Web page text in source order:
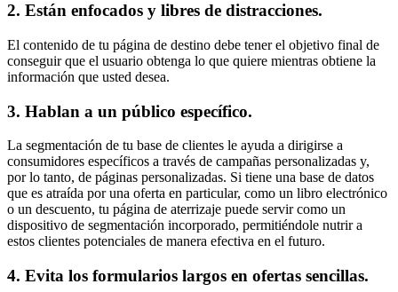
2. Están enfocados y libres de distracciones.
El contenido de tu página de destino debe tener el objetivo final de
conseguir que el usuario obtenga lo que quiere mientras obtiene la
información que usted desea.
3. Hablan a un público específico.
La segmentación de tu base de clientes le ayuda a dirigirse a
consumidores específicos a través de campañas personalizadas y,
por lo tanto, de páginas personalizadas. Si tiene una base de datos
que es atraída por una oferta en particular, como un libro electrónico
o un descuento, tu página de aterrizaje puede servir como un
dispositivo de segmentación incorporado, permitiéndole nutrir a
estos clientes potenciales de manera efectiva en el futuro.
4. Evita los formularios largos en ofertas sencillas.